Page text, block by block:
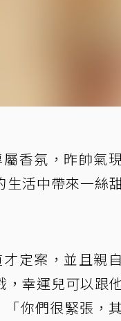
香氛，昨帥氣
活中帶來一絲
定案，並且親
幸運兒可以跟
你們很緊張，